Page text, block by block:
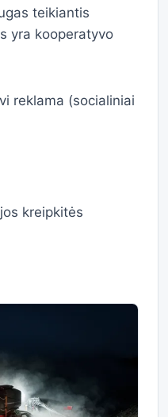
teikiantis
yra kooperatyvo
reklama (socialiniai
kreipkitės